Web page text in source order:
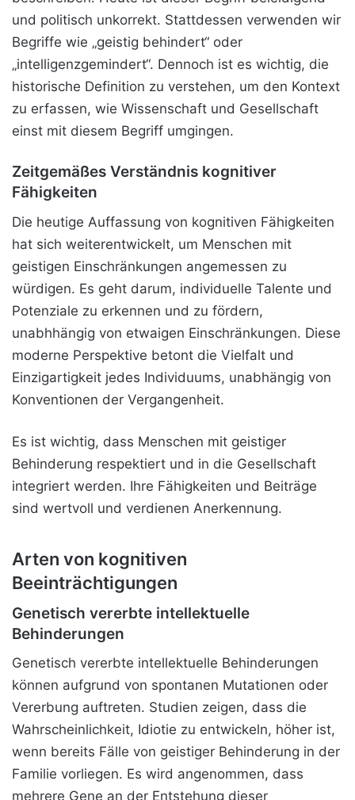
und politisch unkorrekt. Stattdessen verwenden wir
Begriffe wie „geistig behindert“ oder
„intelligenzgemindert“. Dennoch ist es wichtig, die
historische Definition zu verstehen, um den Kontext
zu erfassen, wie Wissenschaft und Gesellschaft
einst mit diesem Begriff umgingen.
Zeitgemäßes Verständnis kognitiver
Fähigkeiten
Die heutige Auffassung von kognitiven Fähigkeiten
hat sich weiterentwickelt, um Menschen mit
geistigen Einschränkungen angemessen zu
würdigen. Es geht darum, individuelle Talente und
Potenziale zu erkennen und zu fördern,
unabhhängig von etwaigen Einschränkungen. Diese
moderne Perspektive betont die Vielfalt und
Einzigartigkeit jedes Individuums, unabhängig von
Konventionen der Vergangenheit.
Es ist wichtig, dass Menschen mit geistiger
Behinderung respektiert und in die Gesellschaft
integriert werden. Ihre Fähigkeiten und Beiträge
sind wertvoll und verdienen Anerkennung.
Arten von kognitiven
Beeinträchtigungen
Genetisch vererbte intellektuelle
Behinderungen
Genetisch vererbte intellektuelle Behinderungen
können aufgrund von spontanen Mutationen oder
Vererbung auftreten. Studien zeigen, dass die
Wahrscheinlichkeit, Idiotie zu entwickeln, höher ist,
wenn bereits Fälle von geistiger Behinderung in der
Familie vorliegen. Es wird angenommen, dass
mehrere Gene an der Entstehung dieser